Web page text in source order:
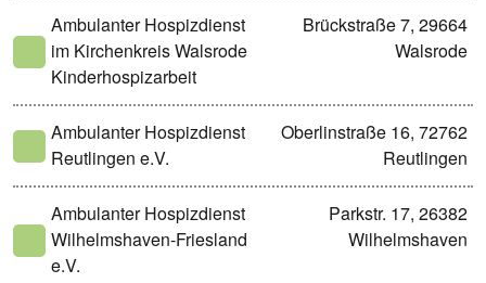
Ambulanter Hospizdienst
im Kirchenkreis Walsrode
Kinderhospizarbeit
Brückstraße 7, 29664
Walsrode
Ambulanter Hospizdienst
Reutlingen e.V.
Oberlinstraße 16, 72762
Reutlingen
Ambulanter Hospizdienst
Wilhelmshaven-Friesland
e.V.
Parkstr. 17, 26382
Wilhelmshaven